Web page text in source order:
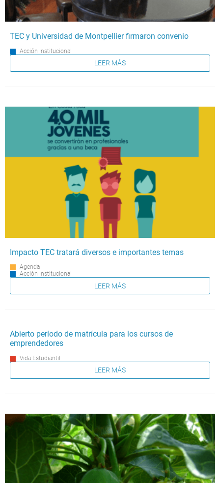
TEC y Universidad de Montpellier firmaron convenio
Acción Institucional
LEER MÁS
Impacto TEC tratará diversos e importantes temas
Agenda
Acción Institucional
LEER MÁS
Abierto período de matrícula para los cursos de
emprendedores
Vida Estudiantil
LEER MÁS